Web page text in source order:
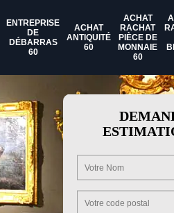
ENTREPRISE
DE
DÉBARRAS
60
ACHAT
ANTIQUITÉ
60
ACHAT
RACHAT
PIÈCE DE
MONNAIE
60